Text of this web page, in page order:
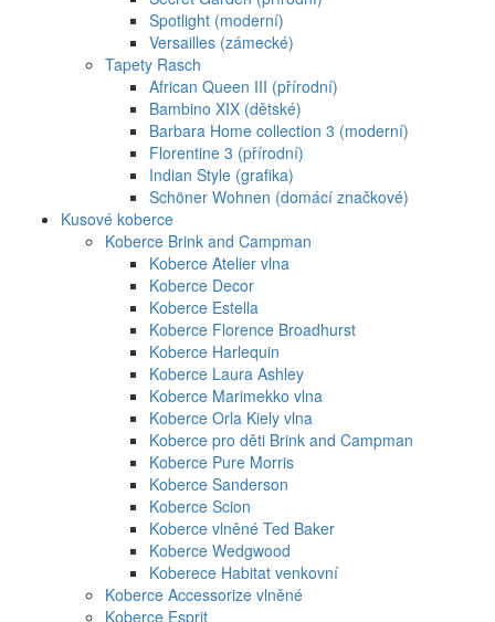
Spotlight (moderní)
Versailles (zámecké)
Tapety Rasch
African Queen III (přírodní)
Bambino XIX (dětské)
Barbara Home collection 3 (moderní)
Florentine 3 (přírodní)
Indian Style (grafika)
Schöner Wohnen (domácí značkové)
Kusové koberce
Koberce Brink and Campman
Koberce Atelier vlna
Koberce Decor
Koberce Estella
Koberce Florence Broadhurst
Koberce Harlequin
Koberce Laura Ashley
Koberce Marimekko vlna
Koberce Orla Kiely vlna
Koberce pro děti Brink and Campman
Koberce Pure Morris
Koberce Sanderson
Koberce Scion
Koberce vlněné Ted Baker
Koberce Wedgwood
Koberece Habitat venkovní
Koberce Accessorize vlněné
Koberce Esprit